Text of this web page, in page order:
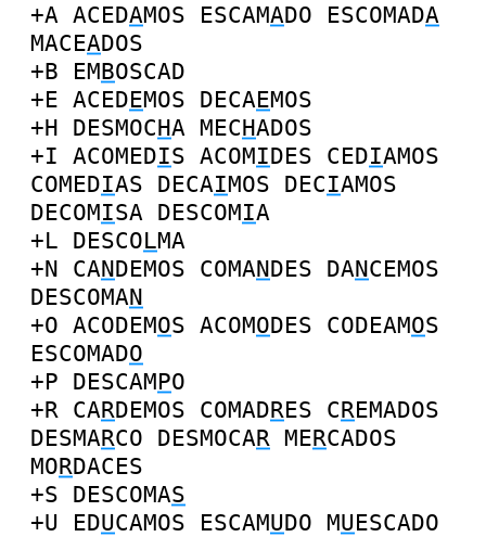
+A ACEDAMOS ESCAMADO ESCOMADA
MACEADOS
+B EMBOSCAD
+E ACEDEMOS DECAEMOS
+H DESMOCHA MECHADOS
+I ACOMEDIS ACOMIDES CEDIAMOS
COMEDIAS DECAIMOS DECIAMOS
DECOMISA DESCOMIA
+L DESCOLMA
+N CANDEMOS COMANDES DANCEMOS
DESCOMAN
+O ACODEMOS ACOMODES CODEAMOS
ESCOMADO
+P DESCAMPO
+R CARDEMOS COMADRES CREMADOS
DESMARCO DESMOCAR MERCADOS
MORDACES
+S DESCOMAS
+U EDUCAMOS ESCAMUDO MUESCADO